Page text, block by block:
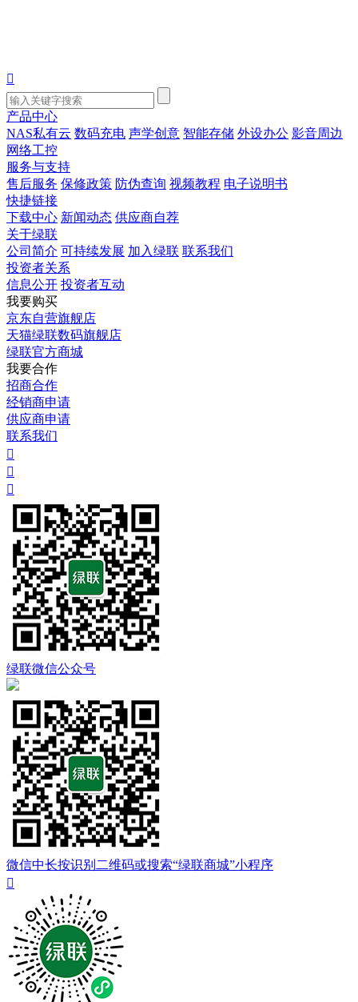

产品中心
NAS私有云 数码充电 声学创意 智能存储 外设办公 影音周边
网络工控
服务与支持
售后服务 保修政策 防伪查询 视频教程 电子说明书
快捷链接
下载中心 新闻动态 供应商自荐
关于绿联
公司简介 可持续发展 加入绿联 联系我们
投资者关系
信息公开 投资者互动
我要购买
京东自营旗舰店
天猫绿联数码旗舰店
绿联官方商城
我要合作
招商合作
经销商申请
供应商申请
联系我们



绿联微信公众号
微信中长按识别二维码或搜索“绿联商城”小程序
